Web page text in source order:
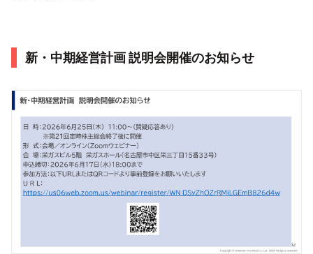
新・中期経営計画 説明会開催のお知らせ